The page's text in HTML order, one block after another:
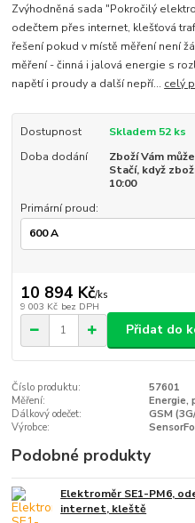
Zvýhodněná sada "Pokročilý
odečtem přes internet, klešťová
řešení pokud v místě měření není
měření - činná i jalová energie s
napětí i proudy a další nepří... celý
Dostupnost
Skladem 52 ks
Doba dodání
Zboží Vám
Stačí, když
10:00
Primární proud:
10 894 Kč/ks
9 003 Kč bez DPH
Přidat do
Číslo produktu:
57601
Měření:
Energie,
Dálkový odečet:
GSM
Výrobce:
Podobné produkty
Elektroměr SE1-PM6,
internet, kleště